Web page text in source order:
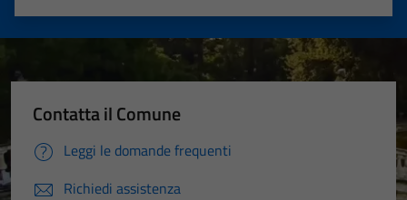
Valuta 5 stelle su 5
Valuta 4 stelle su 5
Valuta 3 stelle su 5
Valuta 2 stelle su 5
Valuta 1 stelle su 5
Contatta il Comune
Leggi le domande frequenti
Richiedi assistenza